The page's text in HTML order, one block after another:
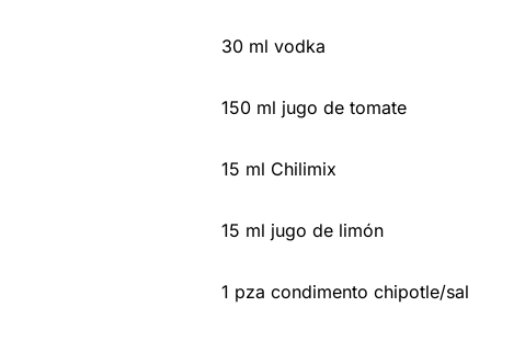
30 ml vodka
150 ml jugo de tomate
15 ml Chilimix
15 ml jugo de limón
1 pza condimento chipotle/sal